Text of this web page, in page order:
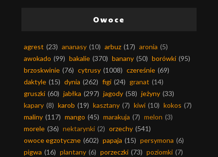
Owoce
agrest (23) ananasy (10) arbuz (17) aronia (5)
awokado (99) bakalie (370) banany (50) borówki (95)
brzoskwinie (76) cytrusy (1008) czereśnie (69)
daktyle (15) dynia (262) figi (24) granat (14)
gruszki (60) jabłka (297) jagody (58) jeżyny (33)
kapary (8) karob (19) kasztany (7) kiwi (10) kokos (7)
maliny (117) mango (45) marakuja (7) melon (3)
morele (36) nektarynki (2) orzechy (541)
owoce egzotyczne (602) papaja (15) persymona (6)
pigwa (16) plantany (6) porzeczki (73) poziomki (7)